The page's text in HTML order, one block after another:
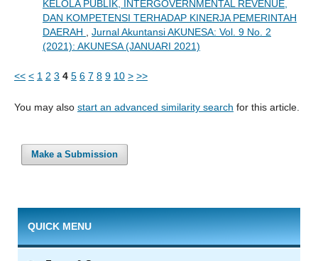
KELOLA PUBLIK, INTERGOVERNMENTAL REVENUE,
DAN KOMPETENSI TERHADAP KINERJA PEMERINTAH
DAERAH
Jurnal Akuntansi AKUNESA: Vol. 9 No. 2
(2021): AKUNESA (JANUARI 2021)
<< < 1 2 3 4 5 6 7 8 9 10 > >>
You may also start an advanced similarity search for this article.
Make a Submission
QUICK MENU